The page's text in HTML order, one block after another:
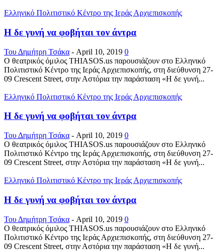
Ελληνικό Πολιτιστικό Κέντρο της Ιεράς Αρχιεπισκοπής
Η δε γυνή να φοβήται τον άντρα
Του Δημήτρη Τσάκα - April 10, 2019 0
Ο θεατρικός όμιλος THIASOS.us παρουσιάζουν στο Ελληνικό
Πολιτιστικό Κέντρο της Ιεράς Αρχιεπισκοπής, στη διεύθυνση 27-
09 Crescent Street, στην Αστόρια την παράσταση «Η δε γυνή...
Ελληνικό Πολιτιστικό Κέντρο της Ιεράς Αρχιεπισκοπής
Η δε γυνή να φοβήται τον άντρα
Του Δημήτρη Τσάκα - April 10, 2019 0
Ο θεατρικός όμιλος THIASOS.us παρουσιάζουν στο Ελληνικό
Πολιτιστικό Κέντρο της Ιεράς Αρχιεπισκοπής, στη διεύθυνση 27-
09 Crescent Street, στην Αστόρια την παράσταση «Η δε γυνή...
Ελληνικό Πολιτιστικό Κέντρο της Ιεράς Αρχιεπισκοπής
Η δε γυνή να φοβήται τον άντρα
Του Δημήτρη Τσάκα - April 10, 2019 0
Ο θεατρικός όμιλος THIASOS.us παρουσιάζουν στο Ελληνικό
Πολιτιστικό Κέντρο της Ιεράς Αρχιεπισκοπής, στη διεύθυνση 27-
09 Crescent Street, στην Αστόρια την παράσταση «Η δε γυνή...